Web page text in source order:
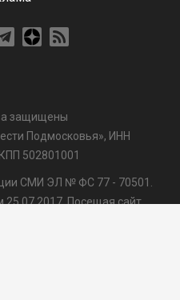
защищены
Подмосковья», ИНН
502801001
СМИ ЭЛ № ФС 77 - 70501.
Посещая сайт